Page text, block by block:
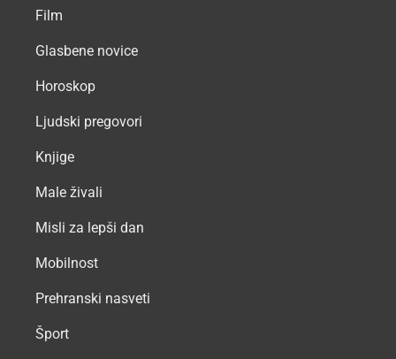
Film
Glasbene novice
Horoskop
Ljudski pregovori
Knjige
Male živali
Misli za lepši dan
Mobilnost
Prehranski nasveti
Šport